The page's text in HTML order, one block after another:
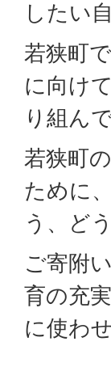
したい
若狭町
に向け
り組ん
若狭町
ために
う、ど
ご寄附
育の充
に使わ